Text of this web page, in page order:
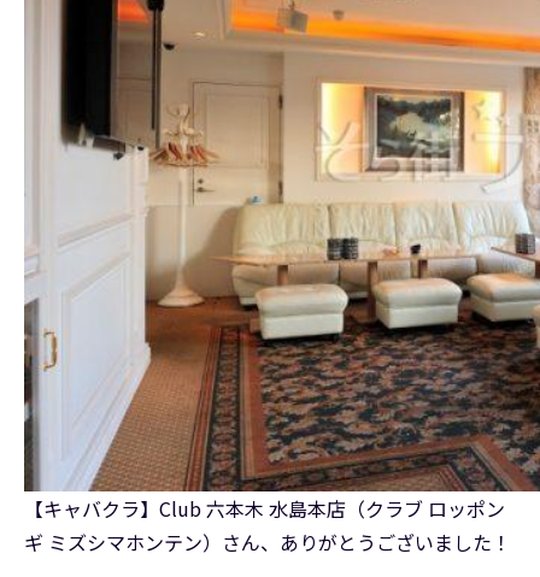
【キャバクラ】Club 六本木 水島本店（クラブ ロッポン
ギ ミズシマホンテン）さん、ありがとうございました！